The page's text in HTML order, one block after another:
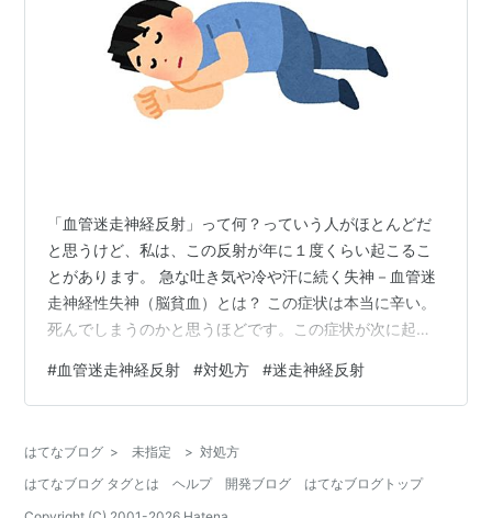
「血管迷走神経反射」って何？っていう人がほとんどだ
と思うけど、私は、この反射が年に１度くらい起こるこ
とがあります。 急な吐き気や冷や汗に続く失神－血管迷
走神経性失神（脳貧血）とは？ この症状は本当に辛い。
死んでしまうのかと思うほどです。この症状が次に起こ
やすくするので、１度なると負のサイクルに入りやすい
です。 病気ではなく、生理的な反射らしいです。人によ
まると、吐き気、不安感そわそわ、呼吸が浅くなる、汗
が吹き出る、目の前が暗くなる、めまい、脈拍低下など
の症状がでてきて、１分後くらいに症状のピ…
#血管迷走神経反射 #対処方 #迷走神経反射
はてなブログ > 未指定 > 対処方
はてなブログ タグとは
ヘルプ 開発ブログ
はてなブログトップ